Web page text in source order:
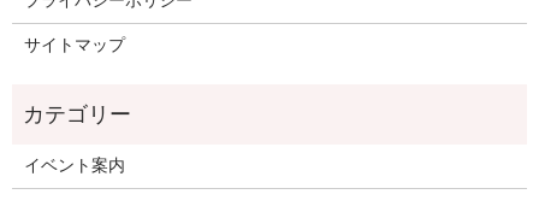
サイトマップ
イベント案内